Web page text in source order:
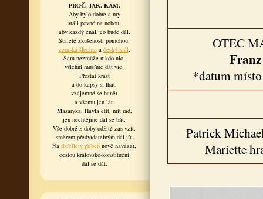
PROČ. JAK. KAM.
Aby bylo dobře a my
stáli pevně na nohou,
aby každý znal, co bude dál.
Staleté zkušenosti pomohou:
zemská šlechtaa český král.
Sám nezmůže nikdo nic,
všichni musíme dát víc.
Přestat krást
a do kapsy si lhát,
vzájemně se hanět
a všemu jen lát.
Masaryka, Havla ctít, mít rád,
jen nechtějme dál se bát.
Vše dobré z doby odžité zas vzít,
směrem předvídatelným dál jít.
Na tisíciletý příběh nově navázat,
cestou královsko-konstituční
dál se dát.
OTEC
*datum
Patrick
Mariette